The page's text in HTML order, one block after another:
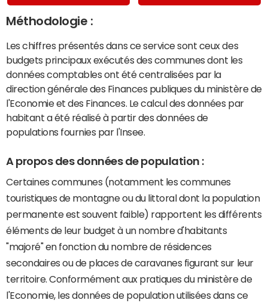
Méthodologie :
Les chiffres présentés dans ce service sont ceux des
budgets principaux exécutés des communes dont les
données comptables ont été centralisées par la
direction générale des Finances publiques du ministère de
l'Economie et des Finances. Le calcul des données par
habitant a été réalisé à partir des données de
populations fournies par l'Insee.
A propos des données de population :
Certaines communes (notamment les communes
touristiques de montagne ou du littoral dont la population
permanente est souvent faible) rapportent les différents
éléments de leur budget à un nombre d'habitants
"majoré" en fonction du nombre de résidences
secondaires ou de places de caravanes figurant sur leur
territoire. Conformément aux pratiques du ministère de
l'Economie, les données de population utilisées dans ce